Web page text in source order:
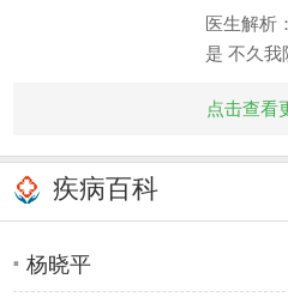
治儿
医生解析
是 不久我
身,全身肌
点击查看
疾病百科
郑州哪个看尿床好医院好
杨晓平